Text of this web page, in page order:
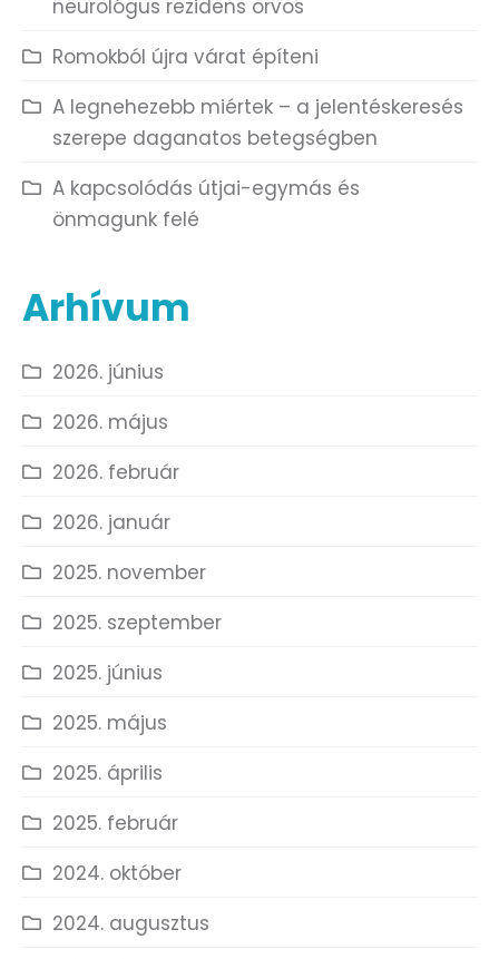
neurológus rezidens orvos
Romokból újra várat építeni
A legnehezebb miértek – a jelentéskeresés
szerepe daganatos betegségben
A kapcsolódás útjai-egymás és
önmagunk felé
Arhívum
2026. június
2026. május
2026. február
2026. január
2025. november
2025. szeptember
2025. június
2025. május
2025. április
2025. február
2024. október
2024. augusztus